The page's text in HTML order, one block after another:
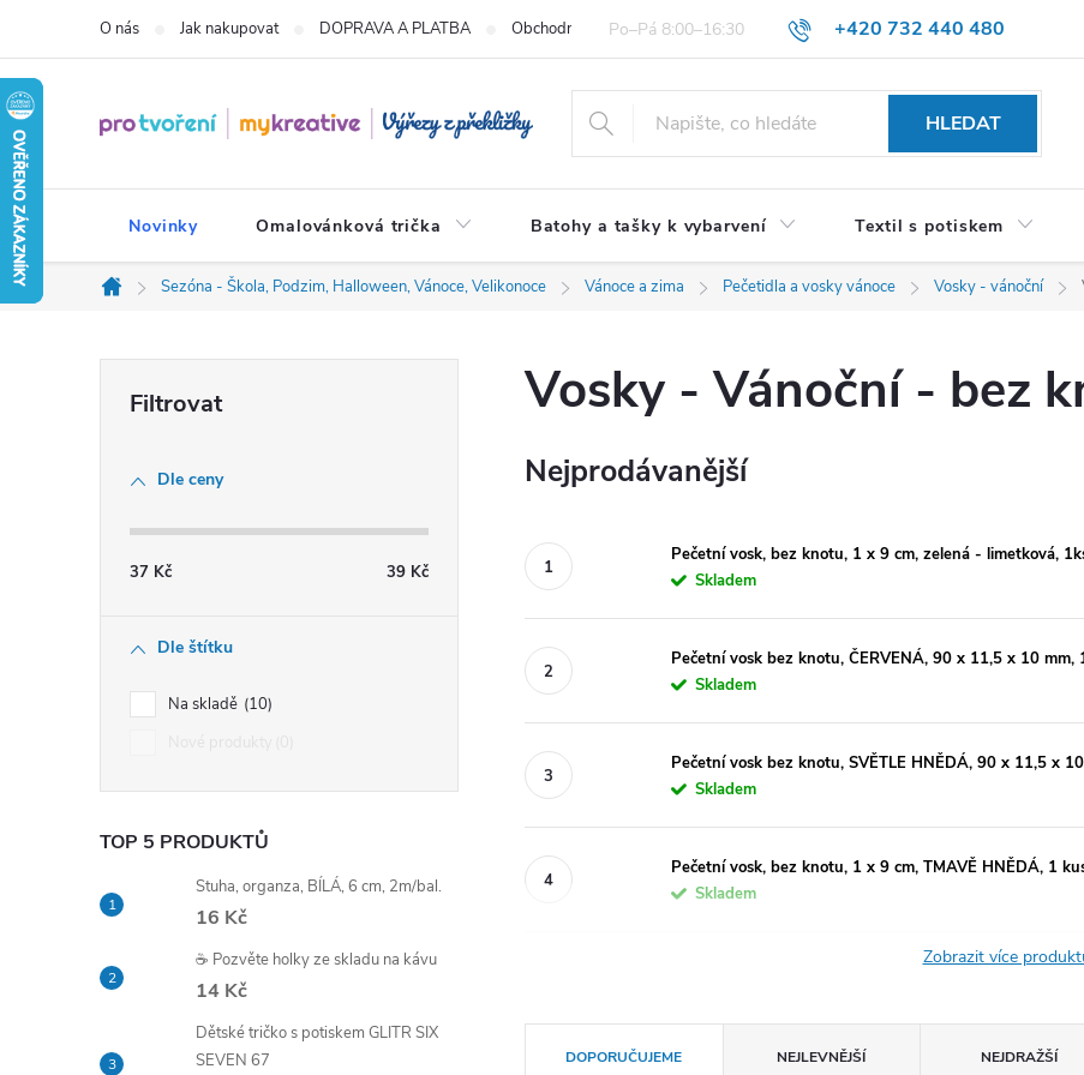
obsah
+420 732 440 480
O nás Jak nakupovat DOPRAVA A PLATBA Obchodní podmínky pro spotřebitele VŠEOBECNÉ OBCHODNÍ PODMÍNKY
HLEDAT
Novinky Omalovánková trička Batohy a tašky k vybarvení Textil s potiskem
Domů
Sezóna - Škola, Podzim, Halloween, Vánoce, Velikonoce Vánoce a zima Pečetidla a vosky vánoce Vosky - vánoční
n
í
p
a
n
Dle ceny
37 Kč 39 Kč
Dle štítku
Na skladě 10
TOP 5 PRODUKTŮ
Stuha, organza, BÍLÁ, 6 cm, 2m/bal.
16 Kč
☕ Pozvěte holky ze skladu na kávu
14 Kč
Dětské tričko s potiskem GLITR SIX
SEVEN 67
Vosky - Vánoční - bez
Nejprodávanější
Pečetní vosk, bez knotu, 1 x 9 cm, zelená - limetková,
Skladem
Pečetní vosk bez knotu, ČERVENÁ, 90 x 11,5 x 10 mm,
Skladem
Pečetní vosk bez knotu, SVĚTLE HNĚDÁ, 90 x 11,5 x
Skladem
Pečetní vosk, bez knotu, 1 x 9 cm, TMAVĚ HNĚDÁ, 1
Skladem
Zobrazit více
DOPORUČUJEME NEJLEVNĚJŠÍ NEJDRAŽŠÍ